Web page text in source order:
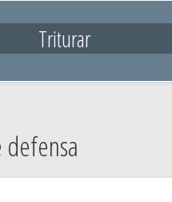
Triturar